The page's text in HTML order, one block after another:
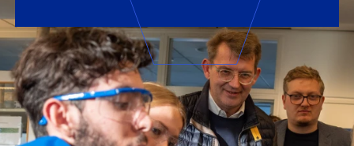
Hvordan vil Venstre styrke